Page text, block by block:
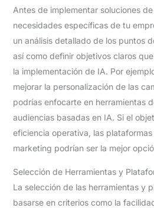
Antes de implementar soluciones
necesidades específicas de tu
un análisis detallado de los puntos
así como definir objetivos claros
la implementación de IA. Por
mejorar la personalización de las
podrías enfocarte en herramientas
audiencias basadas en IA. Si el
eficiencia operativa, las
marketing podrían ser la mejor
Selección de Herramientas y
La selección de las herramientas y
basarse en criterios como la